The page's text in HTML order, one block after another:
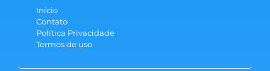
Início
Contato
Política Privacidade
Termos de uso